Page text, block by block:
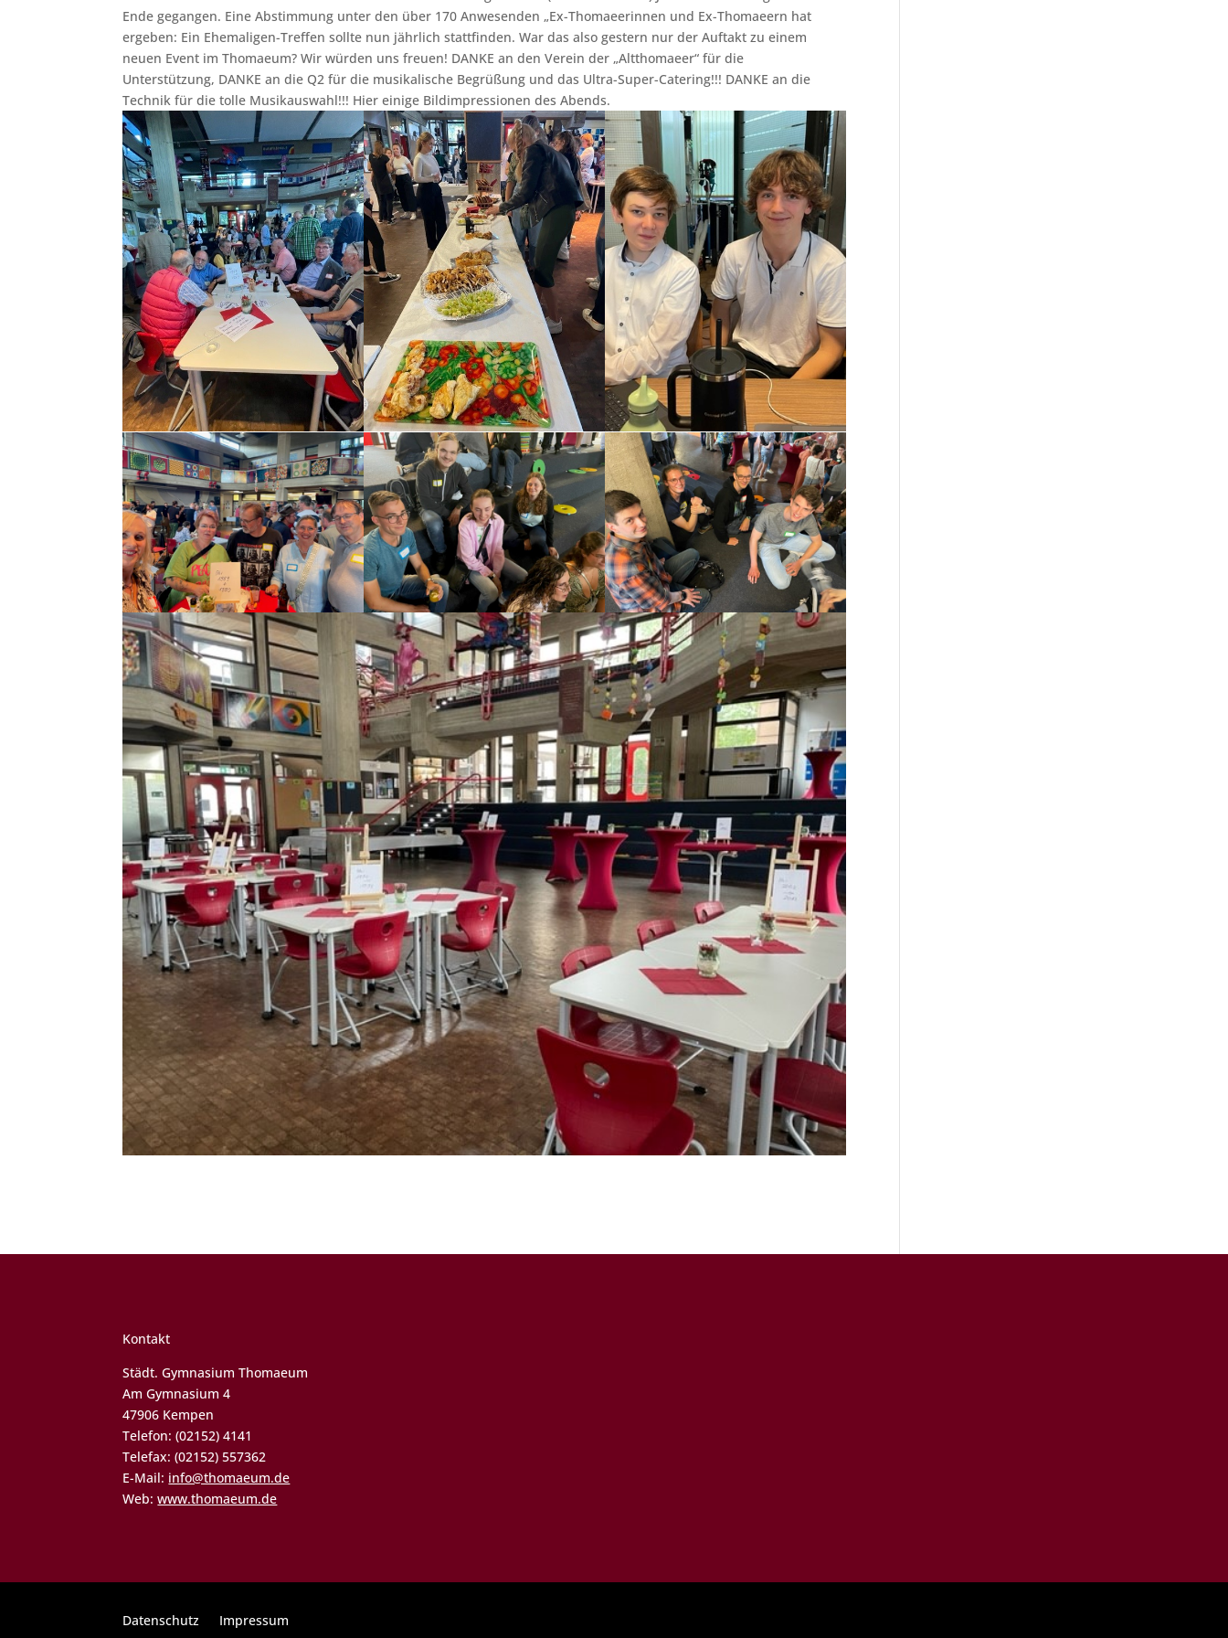
Ende gegangen. Eine Abstimmung unter den über 170 Anwesenden „Ex-Thomaeerinnen und Ex-Thomaeern hat
ergeben: Ein Ehemaligen-Treffen sollte nun jährlich stattfinden. War das also gestern nur der Auftakt zu einem
neuen Event im Thomaeum? Wir würden uns freuen! DANKE an den Verein der „Altthomaeer“ für die
Unterstützung, DANKE an die Q2 für die musikalische Begrüßung und das Ultra-Super-Catering!!! DANKE an die
Technik für die tolle Musikauswahl!!! Hier einige Bildimpressionen des Abends.
Kontakt
Städt. Gymnasium Thomaeum
Am Gymnasium 4
47906 Kempen
Telefon: (02152) 4141
Telefax: (02152) 557362
E-Mail: info@thomaeum.de
Web:www.thomaeum.de
Datenschutz Impressum